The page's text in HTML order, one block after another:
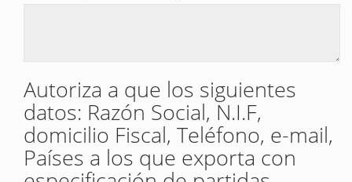
Autoriza a que los siguientes
datos: Razón Social, N.I.F,
domicilio Fiscal, Teléfono, e-mail,
Países a los que exporta con